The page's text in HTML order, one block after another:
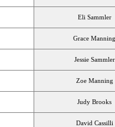
Eli Sammler
Grace Manning
Jessie Sammler
Zoe Manning
Judy Brooks
David Cassilli